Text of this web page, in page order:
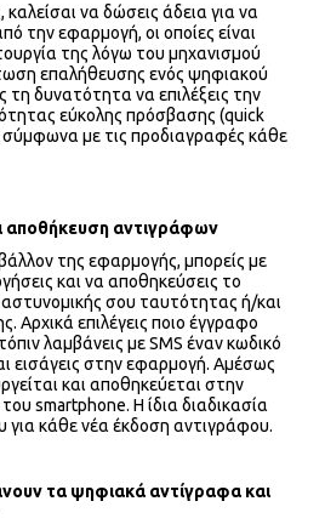
να δώσεις άδεια για να
την εφαρμογή, οι οποίες είναι
της λόγω του μηχανισμού
επαλήθευσης ενός ψηφιακού
τη δυνατότητα να επιλέξεις την
εύκολης πρόσβασης (quick
σύμφωνα με τις προδιαγραφές κάθε
αποθήκευση αντιγράφων
της εφαρμογής, μπορείς με
και να αποθηκεύσεις το
σου ταυτότητας ή/και
Αρχικά επιλέγεις ποιο έγγραφο
λαμβάνεις με SMS έναν κωδικό
εισάγεις στην εφαρμογή. Αμέσως
και αποθηκεύεται στην
smartphone. Η ίδια διαδικασία
για κάθε νέα έκδοση αντιγράφου.
τα ψηφιακά αντίγραφα και